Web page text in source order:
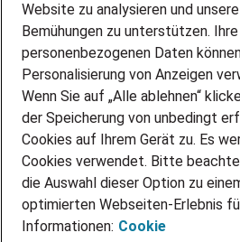
INITIATIV BEWERBEN
ÜBER UNS
STANDORTE
BLOG
PRESSE
KONTAKT
@Adecco 2026
Website zu analysieren und
Bemühungen zu unterstützen. Ihre
personenbezogenen Daten
Personalisierung von Anzeigen
Wenn Sie auf „Alle ablehnen“
der Speicherung von unbedingt
Cookies auf Ihrem Gerät zu. Es
Cookies verwendet. Bitte
die Auswahl dieser Option zu
optimierten Webseiten-Erlebnis
Informationen: Cookie